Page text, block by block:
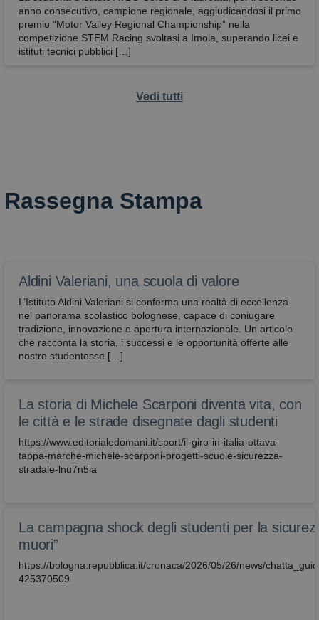
anno consecutivo, campione regionale, aggiudicandosi il primo
premio “Motor Valley Regional Championship” nella
competizione STEM Racing svoltasi a Imola, superando licei e
istituti tecnici pubblici […]
Vedi tutti
Rassegna Stampa
Aldini Valeriani, una scuola di valore
L’Istituto Aldini Valeriani si conferma una realtà di eccellenza
nel panorama scolastico bolognese, capace di coniugare
tradizione, innovazione e apertura internazionale. Un articolo
che racconta la storia, i successi e le opportunità offerte alle
nostre studentesse […]
La storia di Michele Scarponi diventa vita, con
le città e le strade disegnate dagli studenti
https://www.editorialedomani.it/sport/il-giro-in-italia-ottava-
tappa-marche-michele-scarponi-progetti-scuole-sicurezza-
stradale-lnu7n5ia
La campagna shock degli studenti per la
muori”
https://bologna.repubblica.it/cronaca/2026/05/26/news/
425370509